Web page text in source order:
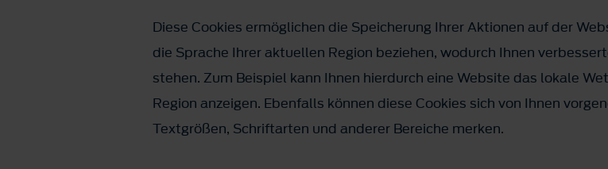
Diese Cookies ermöglichen die Speicherung Ihrer Aktionen auf der
die Sprache Ihrer aktuellen Region beziehen, wodurch Ihnen
stehen. Zum Beispiel kann Ihnen hierdurch eine Website das lokale
Region anzeigen. Ebenfalls können diese Cookies sich von Ihnen
Textgrößen, Schriftarten und anderer Bereiche merken.